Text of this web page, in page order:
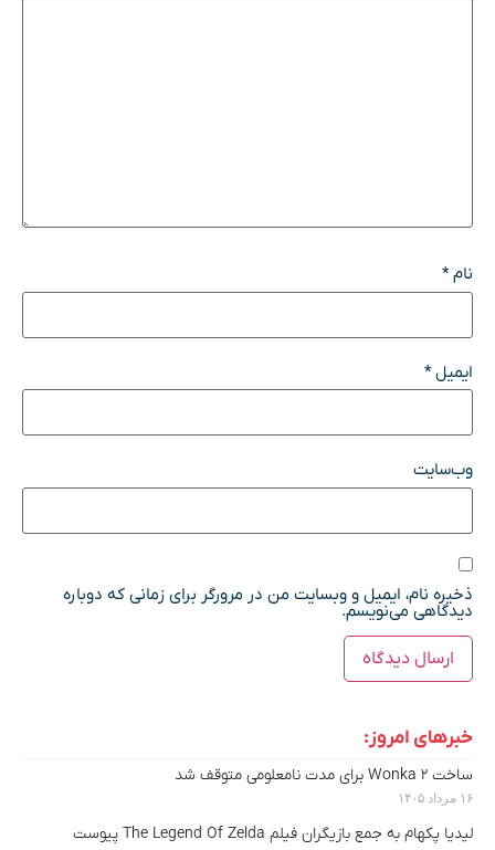
نام*
ایمیل*
وب‌سایت
ذخیره نام، ایمیل و وبسایت من در مرورگر برای زمانی که دوباره
دیدگاهی می‌نویسم.
خبرهای امروز:
ساخت Wonka 2 برای مدت نامعلومی متوقف شد
۱۶ مرداد ۱۴۰۵
لیدیا پکهام به جمع بازیگران فیلم The Legend Of Zelda پیوست